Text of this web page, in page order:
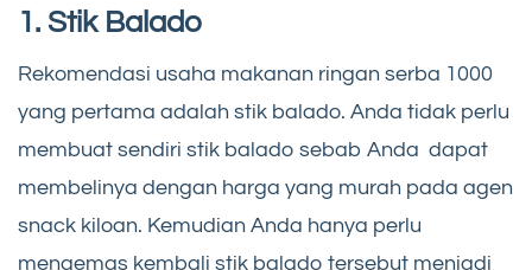
1. Stik Balado
Rekomendasi usaha makanan ringan serba 1000
yang pertama adalah stik balado. Anda tidak perlu
membuat sendiri stik balado sebab Anda dapat
membelinya dengan harga yang murah pada agen
snack kiloan. Kemudian Anda hanya perlu
mengemas kembali stik balado tersebut menjadi